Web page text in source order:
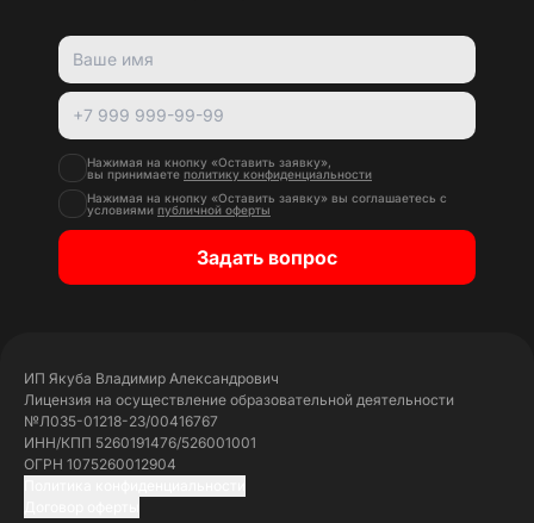
Нажимая на кнопку «Оставить заявку»,
вы принимаете политику конфиденциальности
Нажимая на кнопку «Оставить заявку» вы соглашаетесь с
условиями публичной оферты
Задать вопрос
ИП Якуба Владимир Александрович
Лицензия на осуществление образовательной деятельности
№Л035-01218-23/00416767
ИНН/КПП 5260191476/526001001
ОГРН 1075260012904